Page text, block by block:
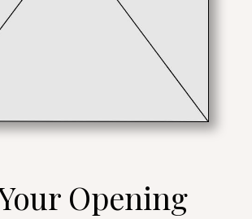
Opening